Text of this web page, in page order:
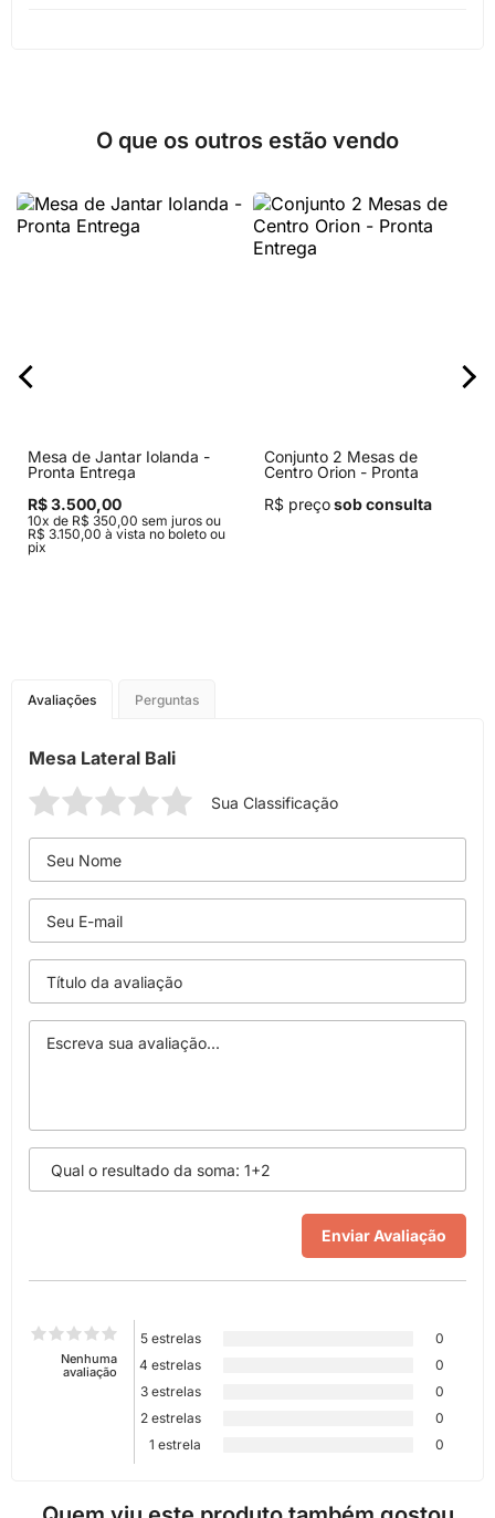
O que os outros estão vendo
Mesa de Jantar Iolanda -
Pronta Entrega
R$ 3.500,00
10x de R$ 350,00 sem juros ou
R$ 3.150,00 à vista no boleto ou
pix
Conjunto 2 Mesas de
Centro Orion - Pronta
R$ preçosob consulta
Avaliações Perguntas
Mesa Lateral Bali
Sua Classificação
Nenhuma
avaliação
5 estrelas
0
4 estrelas
0
3 estrelas
0
2 estrelas
0
1 estrela
0